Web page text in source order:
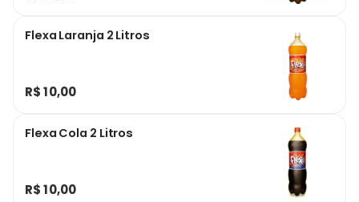
Flexa Laranja 2 Litros
R$ 10,00
Flexa Cola 2 Litros
R$ 10,00